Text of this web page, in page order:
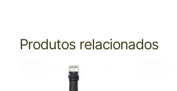
Produtos relacionados